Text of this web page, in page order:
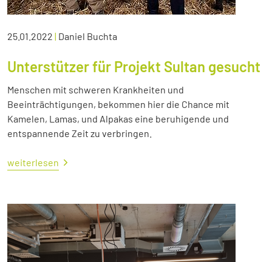
25.01.2022 | Daniel Buchta
Unterstützer für Projekt Sultan gesucht
Menschen mit schweren Krankheiten und
Beeinträchtigungen, bekommen hier die Chance mit
Kamelen, Lamas, und Alpakas eine beruhigende und
entspannende Zeit zu verbringen.
weiterlesen